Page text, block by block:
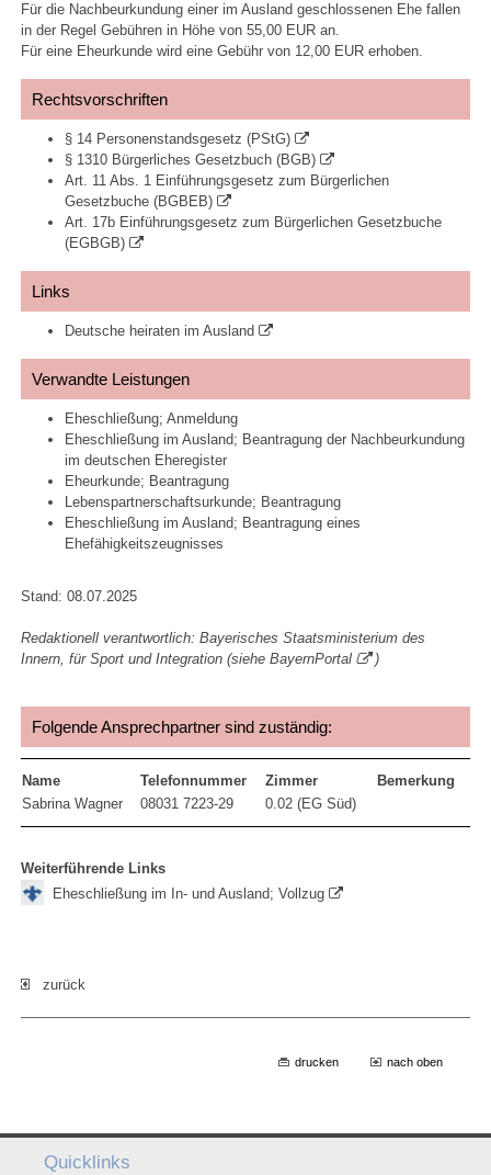
Für die Nachbeurkundung einer im Ausland geschlossenen Ehe fallen
in der Regel Gebühren in Höhe von 55,00 EUR an.
Für eine Eheurkunde wird eine Gebühr von 12,00 EUR erhoben.
Rechtsvorschriften
§ 14 Personenstandsgesetz (PStG)
§ 1310 Bürgerliches Gesetzbuch (BGB)
Art. 11 Abs. 1 Einführungsgesetz zum Bürgerlichen
Gesetzbuche (BGBEB)
Art. 17b Einführungsgesetz zum Bürgerlichen Gesetzbuche
(EGBGB)
Links
Deutsche heiraten im Ausland
Verwandte Leistungen
Eheschließung; Anmeldung
Eheschließung im Ausland; Beantragung der Nachbeurkundung
im deutschen Eheregister
Eheurkunde; Beantragung
Lebenspartnerschaftsurkunde; Beantragung
Eheschließung im Ausland; Beantragung eines
Ehefähigkeitszeugnisses
Stand: 08.07.2025
Redaktionell verantwortlich: Bayerisches Staatsministerium des
Innern, für Sport und Integration (sieheBayernPortal )
Folgende Ansprechpartner sind zuständig:
Name Telefonnummer Zimmer
Bemerkung
Sabrina Wagner
08031 7223-29 0.02 (EG Süd)
Weiterführende Links
Eheschließung im In- und Ausland; Vollzug
zurück
drucken nach oben
Quicklinks